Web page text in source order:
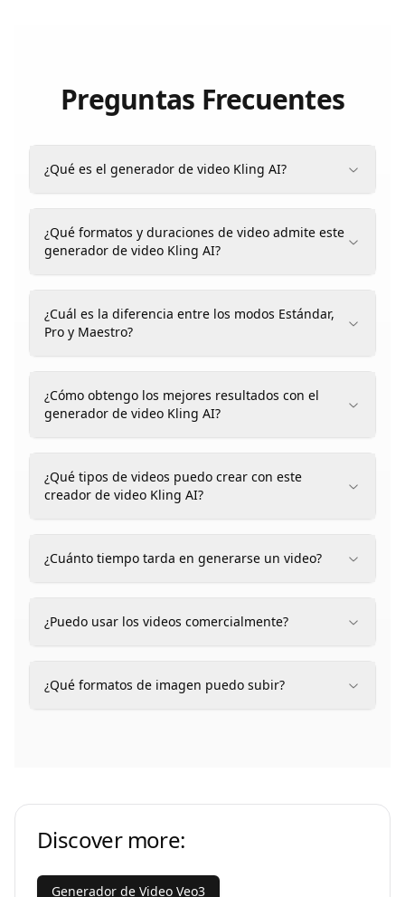
Preguntas Frecuentes
¿Qué es el generador de video Kling AI?
¿Qué formatos y duraciones de video admite este
generador de video Kling AI?
¿Cuál es la diferencia entre los modos Estándar,
Pro y Maestro?
¿Cómo obtengo los mejores resultados con el
generador de video Kling AI?
¿Qué tipos de videos puedo crear con este
creador de video Kling AI?
¿Cuánto tiempo tarda en generarse un video?
¿Puedo usar los videos comercialmente?
¿Qué formatos de imagen puedo subir?
Discover more:
Generador de Video Veo3